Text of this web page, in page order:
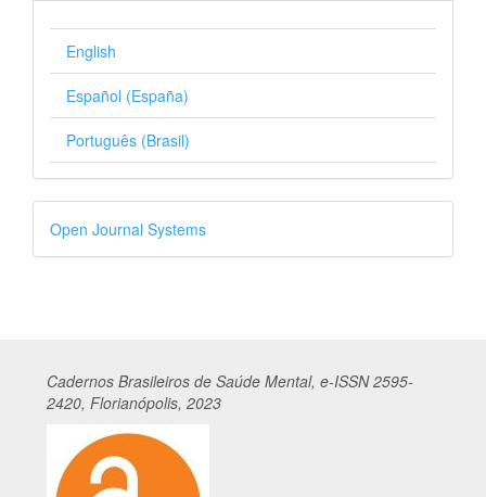
English
Español (España)
Português (Brasil)
Desenvolvido
por
Open Journal Systems
Cadernos Brasileiros de Saúde Mental, e-ISSN 2595-
2420, Florianópolis, 2023